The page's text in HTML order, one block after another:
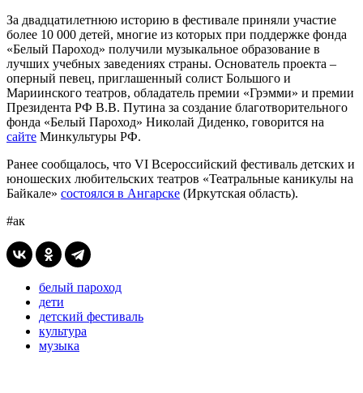
За двадцатилетнюю историю в фестивале приняли участие
более 10 000 детей, многие из которых при поддержке фонда
«Белый Пароход» получили музыкальное образование в
лучших учебных заведениях страны. Основатель проекта –
оперный певец, приглашенный солист Большого и
Мариинского театров, обладатель премии «Грэмми» и премии
Президента РФ В.В. Путина за создание благотворительного
фонда «Белый Пароход» Николай Диденко, говорится на
сайте Минкультуры РФ.
Ранее сообщалось, что VI Всероссийский фестиваль детских и
юношеских любительских театров «Театральные каникулы на
Байкале» состоялся в Ангарске (Иркутская область).
#ак
белый пароход
дети
детский фестиваль
культура
музыка